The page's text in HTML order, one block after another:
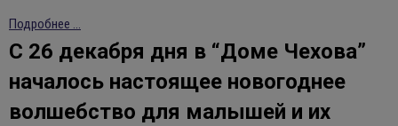
Подробнее ...
С 26 декабря дня в “Доме Чехова”
началось настоящее новогоднее
волшебство для малышей и их